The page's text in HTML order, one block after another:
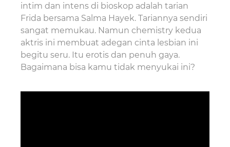
intim dan intens di bioskop adalah tarian
Frida bersama Salma Hayek. Tariannya sendiri
sangat memukau. Namun chemistry kedua
aktris ini membuat adegan cinta lesbian ini
begitu seru. Itu erotis dan penuh gaya.
Bagaimana bisa kamu tidak menyukai ini?